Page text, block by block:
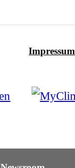
Impressum